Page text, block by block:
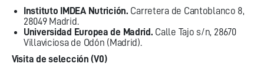
Instituto IMDEA Nutrición. Carretera de Cantoblanco 8,
28049 Madrid.
Universidad Europea de Madrid. Calle Tajo s/n, 28670
Villaviciosa de Odón (Madrid).
Visita de selección (V0)